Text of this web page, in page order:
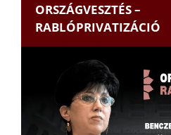
ORSZÁGVESZTÉS –
RABLÓPRIVATIZÁCIÓ